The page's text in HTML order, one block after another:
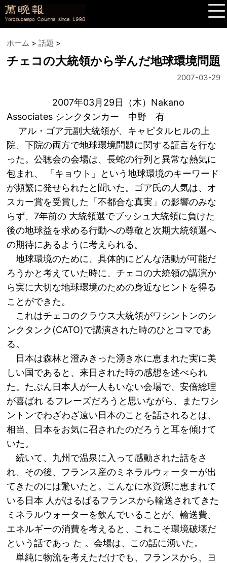
ホーム > 話題 >
チェコの大統領から学んだ地球環境問題
2007-03-29
2007年03月29日（木）Nakano
Associates シンクタンカー 中野 有
アル・ゴア元副大統領が、キャピタルヒルの上
院、下院の両方で地球環境問題に関する証言を行な
った。公聴会の会場は、長蛇の行列と異常な熱気に
包まれ、 「キョウト」という地球環境のキーワード
が頻繁に発せられたと聞いた。ゴア氏の人気は、オ
スカー賞を受賞した「不都合な真実」の影響のみな
らず、7年前の 大統領選でブッシュ大統領に負けた
後の地球益を求める行動への尊敬と次期大統領選へ
の期待にあるように考えられる。
地球環境のために、具体的にどんな活動が可能だ
ろうかと考えていた時に、チェコの大統領の講演か
ら実に大切な地球環境のための身近なヒントを得る
ことができた。
これはチェコのクラウス大統領がワシントンのシ
ンクタンク(CATO)で講演された時のひとコマであ
る。
日本は森林と澄みきった湧き水に恵まれた実に美
しい国であると、来日された時の感想を述べられ
た。たぶん日本人が一人もいない会場で、安倍総理
が喜ばれ るフレーズだろうと思いながら、またワシ
ントンでわざわざ遠い日本のことを話されるとは、
相当、日本をお気に召されたのだろうと耳を傾けて
いた。
続いて、九州で温泉に入って感動された話をさ
れ、その後、フランス産のミネラルウォーターが出
てきたのには驚いたと。こんなに水資源に恵まれて
いる日本 人がはるばるフランスから輸送されてきた
ミネラルウォーターを飲んでいることが、輸送費、
エネルギーの消費を考えると、これこそ環境破壊だ
という話であっ た 。会場は、この話に湧いた。
単純に物流を考えただけでも、フランスから、ヨ